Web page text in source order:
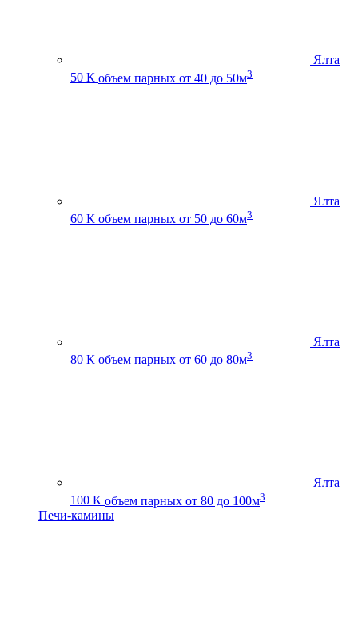
Ялта
50 К объем парных от 40 до 50м3
Ялта
60 К объем парных от 50 до 60м3
Ялта
80 К объем парных от 60 до 80м3
Ялта
100 К объем парных от 80 до 100м3
Печи-камины